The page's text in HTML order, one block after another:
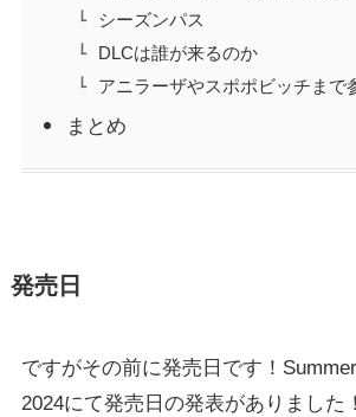
シーズンパス
DLCは誰が来るのか
アニラーザやスポポビッチまで
まとめ
発売日
ですがその前に発売日です！
2024にて発売日の発表がありました！